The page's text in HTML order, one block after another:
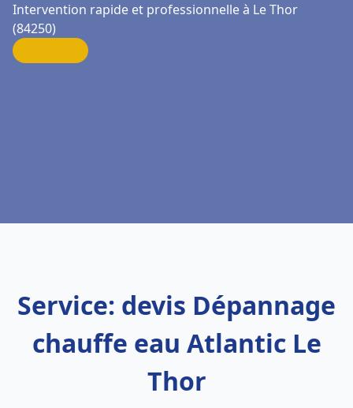
Intervention rapide et professionnelle à Le Thor
(84250)
Service: devis Dépannage
chauffe eau Atlantic Le
Thor